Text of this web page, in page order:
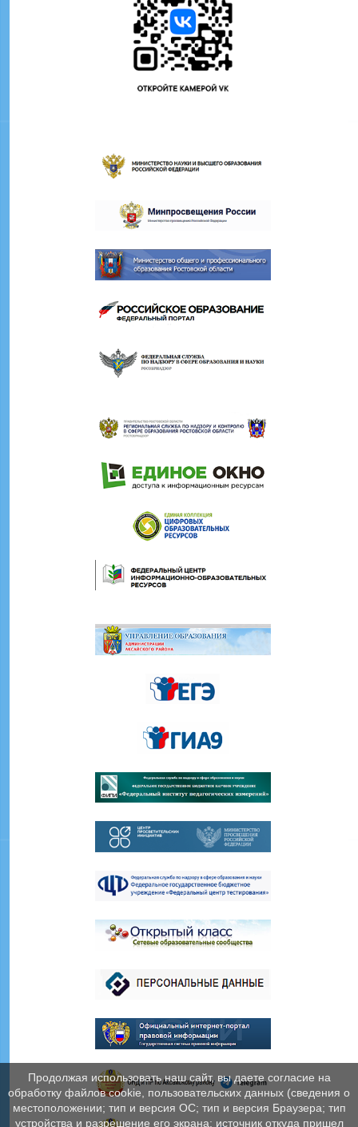
Продолжая использовать наш сайт, вы даете согласие на
обработку файлов cookie, пользовательских данных (сведения о
местоположении; тип и версия ОС; тип и версия Браузера; тип
устройства и разрешение его экрана; источник откуда пришел